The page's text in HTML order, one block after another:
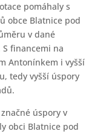
pomáhaly s
obce Blatnice pod
v dané
financemi na
Antonínkem i vyšší
tedy vyšší úspory
úspory v
obci Blatnice pod